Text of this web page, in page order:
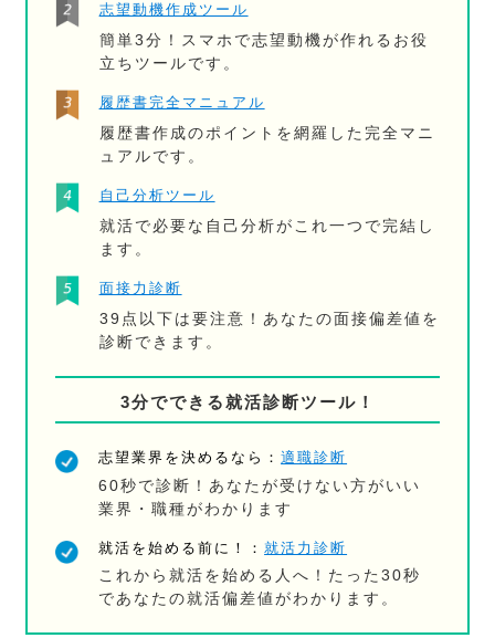
志望動機作成ツール
簡単3分！スマホで志望動機が作れるお役
立ちツールです。
履歴書完全マニュアル
履歴書作成のポイントを網羅した完全マニ
ュアルです。
自己分析ツール
就活で必要な自己分析がこれ一つで完結し
ます。
面接力診断
39点以下は要注意！あなたの面接偏差値を
診断できます。
3分でできる就活診断ツール！
志望業界を決めるなら：適職診断
60秒で診断！あなたが受けない方がいい
業界・職種がわかります
就活を始める前に！：就活力診断
これから就活を始める人へ！たった30秒
であなたの就活偏差値がわかります。